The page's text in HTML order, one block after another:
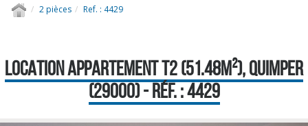
2 pièces Ref. : 4429
LOCATION APPARTEMENT T2 (51.48M²), QUIMPER
(29000) - RÉF. : 4429